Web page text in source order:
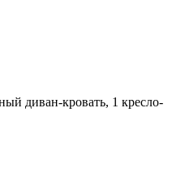
диван-кровать, 1 кресло-